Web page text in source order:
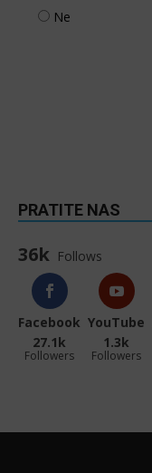
Ne
PRATITE NAS
36k Follows
Facebook
27.1k
Followers
YouTube
1.3k
Followers